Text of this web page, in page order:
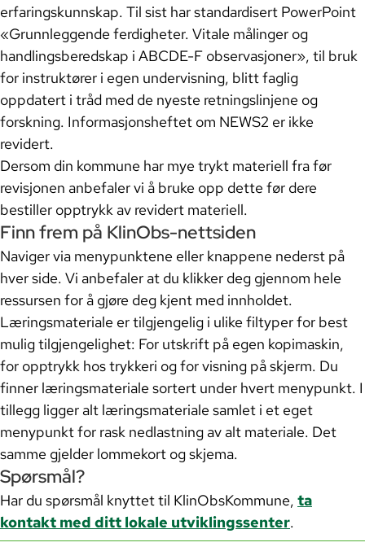
erfaringskunnskap. Til sist har standardisert PowerPoint
«Grunnleggende ferdigheter. Vitale målinger og
handlingsberedskap i ABCDE-F observasjoner», til bruk
for instruktører i egen undervisning, blitt faglig
oppdatert i tråd med de nyeste retningslinjene og
forskning. Informasjonsheftet om NEWS2 er ikke
revidert.
Dersom din kommune har mye trykt materiell fra før
revisjonen anbefaler vi å bruke opp dette før dere
bestiller opptrykk av revidert materiell.
Finn frem på KlinObs-nettsiden
Naviger via menypunktene eller knappene nederst på
hver side. Vi anbefaler at du klikker deg gjennom hele
ressursen for å gjøre deg kjent med innholdet.
Læringsmateriale er tilgjengelig i ulike filtyper for best
mulig tilgjengelighet: For utskrift på egen kopimaskin,
for opptrykk hos trykkeri og for visning på skjerm. Du
finner læringsmateriale sortert under hvert menypunkt. I
tillegg ligger alt læringsmateriale samlet i et eget
menypunkt for rask nedlastning av alt materiale. Det
samme gjelder lommekort og skjema.
Spørsmål?
Har du spørsmål knyttet til KlinObsKommune, ta
kontakt med ditt lokale utviklingssenter.